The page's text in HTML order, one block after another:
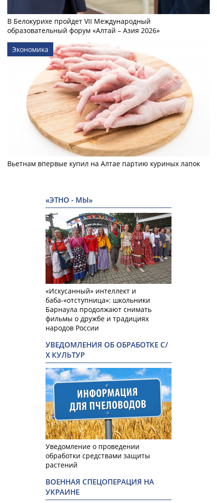
В Белокурихе пройдет VII Международный
образовательный форум «Алтай – Азия 2026»
Экономика
Вьетнам впервые купил на Алтае партию куриных лапок
«ЭТНО - МЫ»
«Искусанный» интеллект и
баба-«отступница»: школьники
Барнаула продолжают снимать
фильмы о дружбе и традициях
народов России
УВЕДОМЛЕНИЯ ОБ ОБРАБОТКЕ С/
Х КУЛЬТУР
Уведомление о проведении
обработки средствами защиты
растений
ВОЕННАЯ СПЕЦОПЕРАЦИЯ НА
УКРАИНЕ